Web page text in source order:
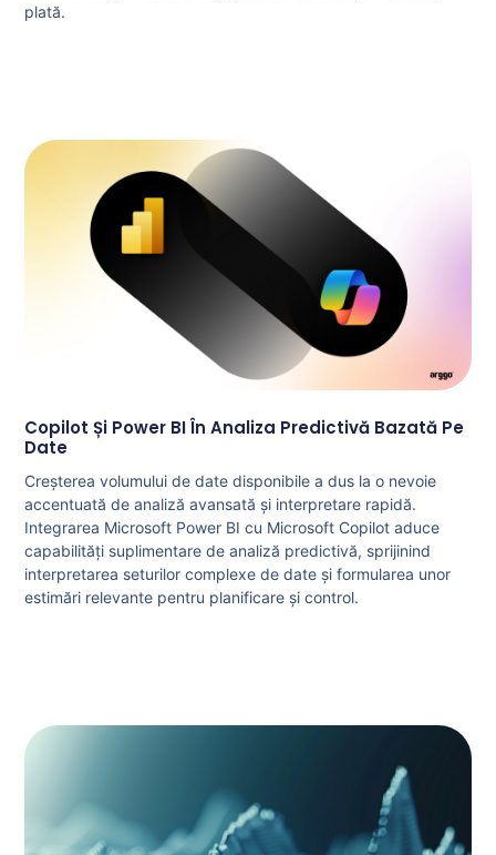
plată.
Copilot Și Power BI În Analiza Predictivă Bazată Pe
Date
Creșterea volumului de date disponibile a dus la o nevoie
accentuată de analiză avansată și interpretare rapidă.
Integrarea Microsoft Power BI cu Microsoft Copilot aduce
capabilități suplimentare de analiză predictivă, sprijinind
interpretarea seturilor complexe de date și formularea unor
estimări relevante pentru planificare și control.